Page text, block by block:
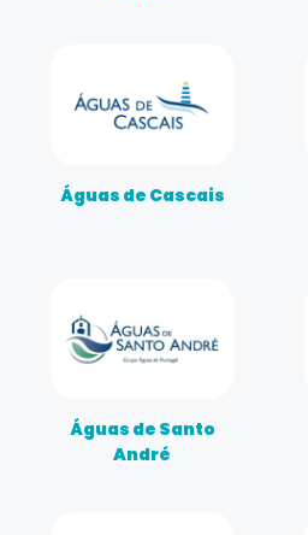
Águas de Cascais
Águas de Santo
André